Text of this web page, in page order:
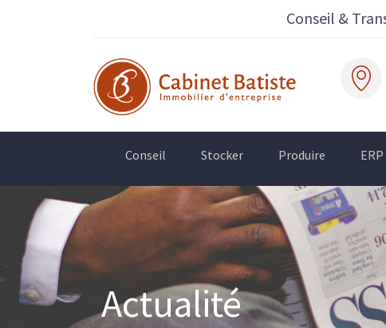
Conseil &
Conseil Stocker Produire ERP
Actualité